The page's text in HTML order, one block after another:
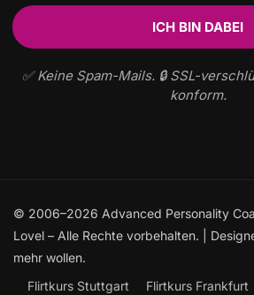
✅ Keine Spam-Mails. 🔒 SSL-
konform.
© 2006–2026 Advanced Personality
Lovel – Alle Rechte vorbehalten. |
mehr wollen.
Flirtkurs Stuttgart
Flirtkurs Frankfurt